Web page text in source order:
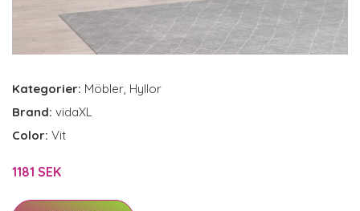
Kategorier: Möbler, Hyllor
Brand: vidaXL
Color: Vit
1181 SEK